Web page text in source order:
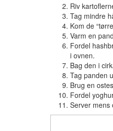
Riv
Tag mindre
Kom de
Varm en
Fordel
i ovnen.
Bag den i
Tag panden
Brug en
Fordel
Server mens